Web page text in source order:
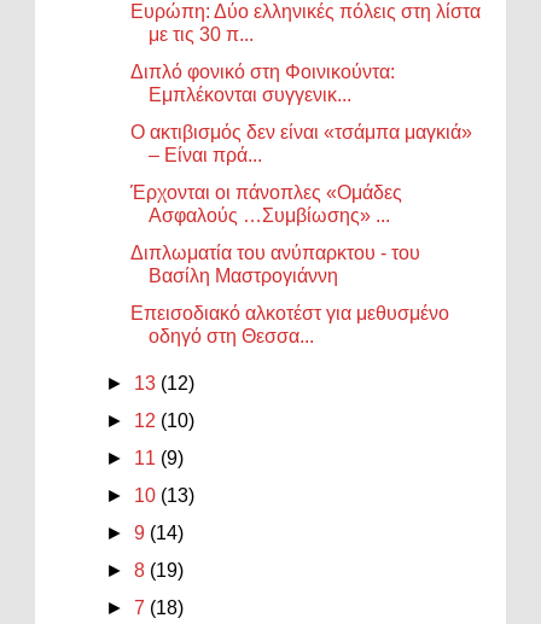
Ευρώπη: Δύο ελληνικές πόλεις στη λίστα
με τις 30 π...
Διπλό φονικό στη Φοινικούντα:
Εμπλέκονται συγγενικ...
Ο ακτιβισμός δεν είναι «τσάμπα μαγκιά»
– Είναι πρά...
Έρχονται οι πάνοπλες «Ομάδες
Ασφαλούς …Συμβίωσης» ...
Διπλωματία του ανύπαρκτου - του
Βασίλη Μαστρογιάννη
Επεισοδιακό αλκοτέστ για μεθυσμένο
οδηγό στη Θεσσα...
► 13 (12)
► 12 (10)
► 11 (9)
► 10 (13)
►9 (14)
►8 (19)
►7 (18)